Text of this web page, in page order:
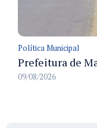
Política Municipal
09/08/2026